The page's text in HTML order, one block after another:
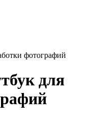
фотографий
для